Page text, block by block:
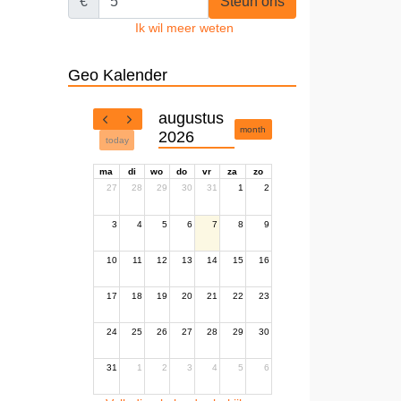
Ik wil meer weten
Geo Kalender
today
augustus
2026
month
ma di wo do vr za
zo
27
28 29 30 31 1 2
3 4 5 6 7 8 9
10 11 12 13 14 15 16
17 18 19 20 21 22 23
24 25 26 27 28 29 30
31 1 2 3 4 5 6